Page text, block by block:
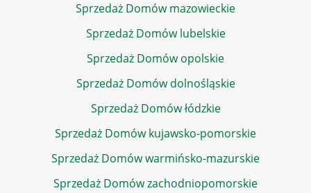
Sprzedaż Domów mazowieckie
Sprzedaż Domów lubelskie
Sprzedaż Domów opolskie
Sprzedaż Domów dolnośląskie
Sprzedaż Domów łódzkie
Sprzedaż Domów kujawsko-pomorskie
Sprzedaż Domów warmińsko-mazurskie
Sprzedaż Domów zachodniopomorskie